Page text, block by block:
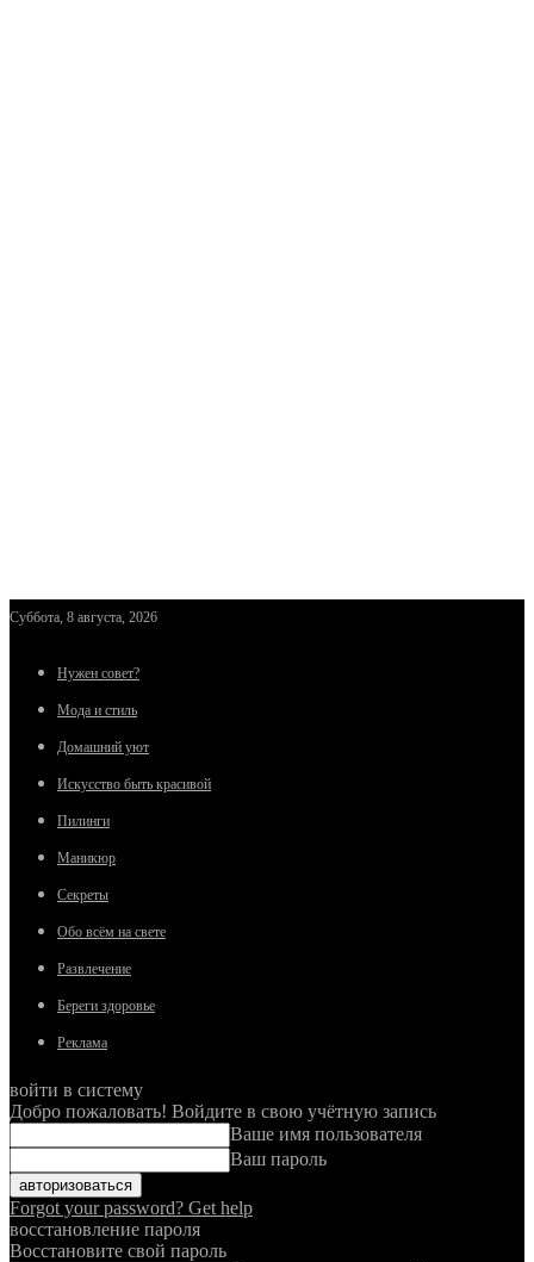
Суббота, 8 августа, 2026
Нужен совет?
Мода и стиль
Домашний уют
Искусство быть красивой
Пилинги
Маникюр
Секреты
Обо всём на свете
Развлечение
Береги здоровье
Реклама
войти в систему
Добро пожаловать! Войдите в свою учётную запись
Ваше имя пользователя
Ваш пароль
Forgot your password? Get help
восстановление пароля
Восстановите свой пароль